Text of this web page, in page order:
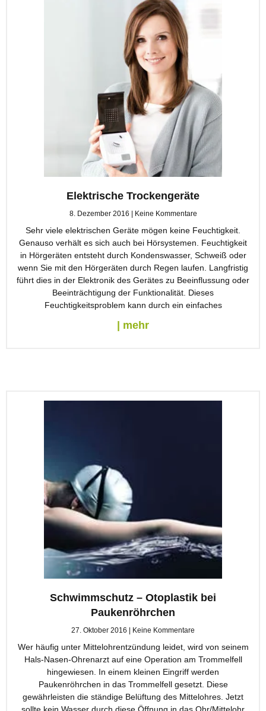
Elektrische Trockengeräte
8. Dezember 2016 Keine Kommentare
Sehr viele elektrischen Geräte mögen keine Feuchtigkeit.
Genauso verhält es sich auch bei Hörsystemen. Feuchtigkeit
in Hörgeräten entsteht durch Kondenswasser, Schweiß oder
wenn Sie mit den Hörgeräten durch Regen laufen. Langfristig
führt dies in der Elektronik des Gerätes zu Beeinflussung oder
Beeinträchtigung der Funktionalität. Dieses
Feuchtigkeitsproblem kann durch ein einfaches
| mehr
Schwimmschutz – Otoplastik bei
Paukenröhrchen
27. Oktober 2016 Keine Kommentare
Wer häufig unter Mittelohrentzündung leidet, wird von seinem
Hals-Nasen-Ohrenarzt auf eine Operation am Trommelfell
hingewiesen. In einem kleinen Eingriff werden
Paukenröhrchen in das Trommelfell gesetzt. Diese
gewährleisten die ständige Belüftung des Mittelohres. Jetzt
sollte kein Wasser durch diese Öffnung in das Ohr/Mittelohr